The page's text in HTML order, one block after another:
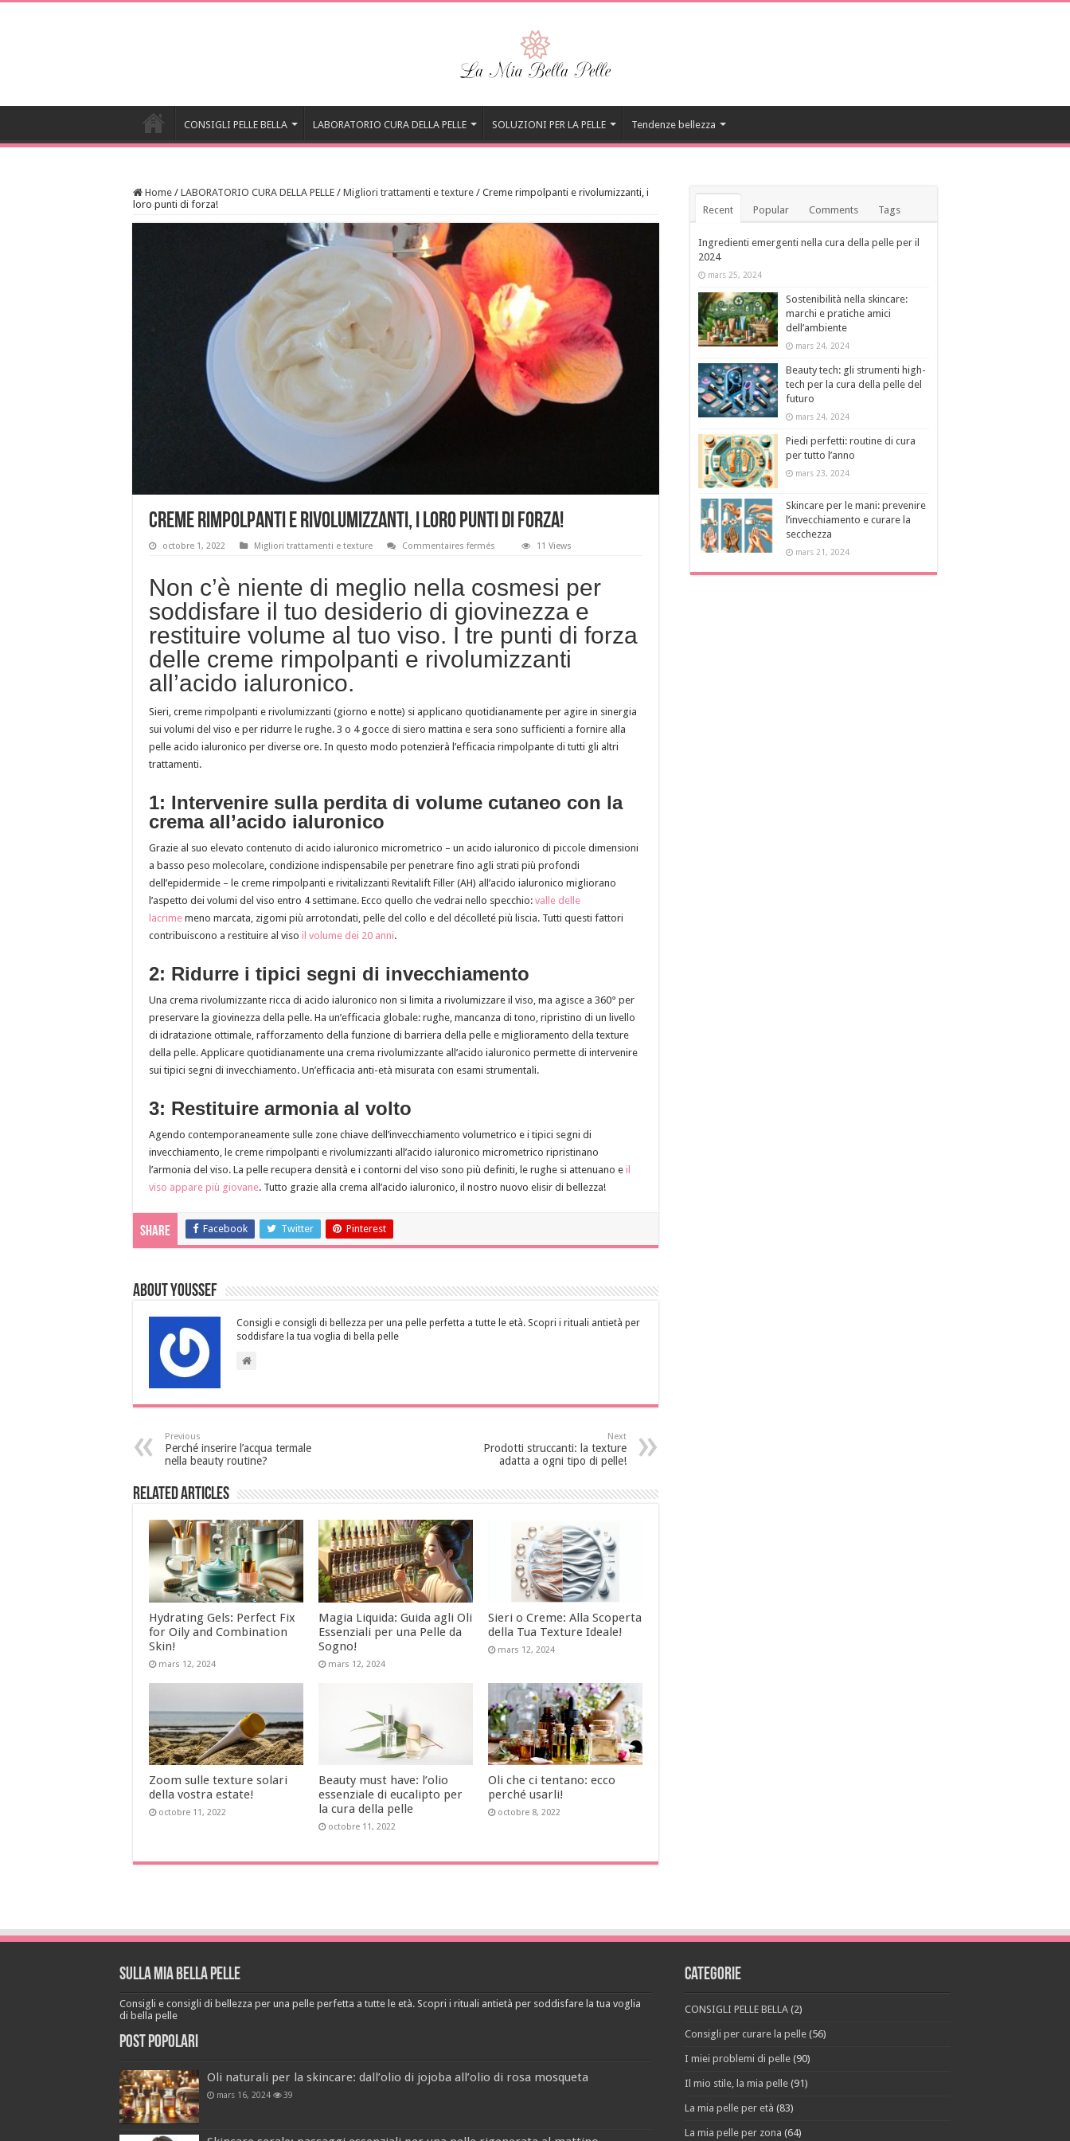
CONSIGLI PELLE BELLA LABORATORIO CURA DELLA PELLE SOLUZIONI PER LA PELLE Tendenze bellezza
Home / LABORATORIO CURA DELLA PELLE / Migliori trattamenti e texture / Creme rimpolpanti e rivolumizzanti, i
loro punti di forza!
Creme rimpolpanti e rivolumizzanti, i loro punti di forza!
octobre 1, 2022 Migliori trattamenti e texture Commentaires fermés
rivolumizzanti,
loro
punti
forza!
11 Views
Non c’è niente di meglio nella cosmesi per
soddisfare il tuo desiderio di giovinezza e
restituire volume al tuo viso. I tre punti di forza
delle creme rimpolpanti e rivolumizzanti
all’acido ialuronico.
Sieri, creme rimpolpanti e rivolumizzanti (giorno e notte) si applicano quotidianamente per agire in sinergia
sui volumi del viso e per ridurre le rughe. 3 o 4 gocce di siero mattina e sera sono sufficienti a fornire alla
pelle acido ialuronico per diverse ore. In questo modo potenzierà l’efficacia rimpolpante di tutti gli altri
trattamenti.
1: Intervenire sulla perdita di volume cutaneo con la
crema all’acido ialuronico
Grazie al suo elevato contenuto di acido ialuronico micrometrico – un acido ialuronico di piccole dimensioni
a basso peso molecolare, condizione indispensabile per penetrare fino agli strati più profondi
dell’epidermide – le creme rimpolpanti e rivitalizzanti Revitalift Filler (AH) all’acido ialuronico migliorano
l’aspetto dei volumi del viso entro 4 settimane. Ecco quello che vedrai nello specchio: valle delle
lacrime meno marcata, zigomi più arrotondati, pelle del collo e del décolleté più liscia. Tutti questi fattori
contribuiscono a restituire al viso il volume dei 20 anni.
2: Ridurre i tipici segni di invecchiamento
Una crema rivolumizzante ricca di acido ialuronico non si limita a rivolumizzare il viso, ma agisce a 360° per
preservare la giovinezza della pelle. Ha un’efficacia globale: rughe, mancanza di tono, ripristino di un livello
di idratazione ottimale, rafforzamento della funzione di barriera della pelle e miglioramento della texture
della pelle. Applicare quotidianamente una crema rivolumizzante all’acido ialuronico permette di intervenire
sui tipici segni di invecchiamento. Un’efficacia anti-età misurata con esami strumentali.
3: Restituire armonia al volto
Agendo contemporaneamente sulle zone chiave dell’invecchiamento volumetrico e i tipici segni di
invecchiamento, le creme rimpolpanti e rivolumizzanti all’acido ialuronico micrometrico ripristinano
l’armonia del viso. La pelle recupera densità e i contorni del viso sono più definiti, le rughe si attenuano e il
viso appare più giovane. Tutto grazie alla crema all’acido ialuronico, il nostro nuovo elisir di bellezza!
Share Facebook Twitter Pinterest
About Youssef
Consigli e consigli di bellezza per una pelle perfetta a tutte le età. Scopri i rituali antietà per
soddisfare la tua voglia di bella pelle
Previous
Perché inserire l’acqua termale
nella beauty routine?
Next
Prodotti struccanti: la texture
adatta a ogni tipo di pelle!
Related Articles
Hydrating Gels: Perfect Fix
for Oily and Combination
Skin!
mars 12, 2024
Magia Liquida: Guida agli Oli
Essenziali per una Pelle da
Sogno!
mars 12, 2024
Sieri o Creme: Alla Scoperta
della Tua Texture Ideale!
mars 12, 2024
Zoom sulle texture solari
della vostra estate!
octobre 11, 2022
Beauty must have: l’olio
essenziale di eucalipto per
la cura della pelle
octobre 11, 2022
Oli che ci tentano: ecco
perché usarli!
octobre 8, 2022
Recent Popular Comments Tags
Ingredienti emergenti nella cura della pelle per il
2024
mars 25, 2024
Sostenibilità nella skincare:
marchi e pratiche amici
dell’ambiente
mars 24, 2024
Beauty tech: gli strumenti high-
tech per la cura della pelle del
futuro
mars 24, 2024
Piedi perfetti: routine di cura
per tutto l’anno
mars 23, 2024
Skincare per le mani: prevenire
l’invecchiamento e curare la
secchezza
mars 21, 2024
Sulla mia bella pelle
Consigli e consigli di bellezza per una pelle perfetta a tutte le età. Scopri i rituali antietà per soddisfare la tua voglia
di bella pelle
Post popolari
Oli naturali per la skincare: dall’olio di jojoba all’olio di rosa mosqueta
mars 16, 2024 39
Categorie
CONSIGLI PELLE BELLA (2)
Consigli per curare la pelle (56)
I miei problemi di pelle (90)
Il mio stile, la mia pelle (91)
La mia pelle per età (83)
La mia pelle per zona (64)